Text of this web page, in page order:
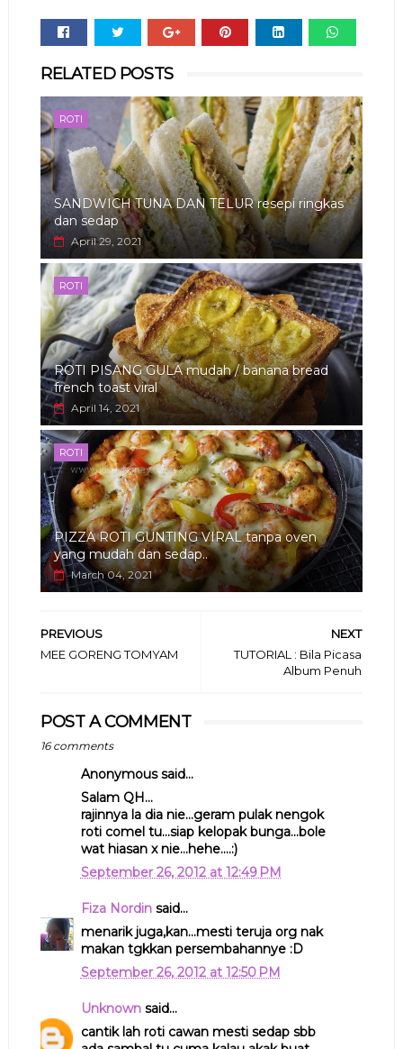
RELATED POSTS
ROTI
SANDWICH TUNA DAN TELUR resepi ringkas
dan sedap
April 29, 2021
ROTI
ROTI PISANG GULA mudah / banana bread
french toast viral
April 14, 2021
ROTI
PIZZA ROTI GUNTING VIRAL tanpa oven
yang mudah dan sedap..
March 04, 2021
NEXT
TUTORIAL : Bila Picasa
Album Penuh
PREVIOUS
MEE GORENG TOMYAM
POST A COMMENT
16 comments
Anonymous said...
Salam QH...
rajinnya la dia nie...geram pulak nengok
roti comel tu...siap kelopak bunga...bole
wat hiasan x nie...hehe....:)
September 26, 2012 at 12:49 PM
Fiza Nordinsaid...
menarik juga,kan...mesti teruja org nak
makan tgkkan persembahannye :D
September 26, 2012 at 12:50 PM
Unknownsaid...
cantik lah roti cawan mesti sedap sbb